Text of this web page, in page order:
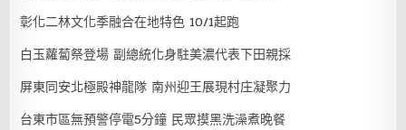
彰化二林文化季融合在地特色 10/1起跑
白玉蘿蔔祭登場 副總統化身駐美濃代表下田親採
屏東同安北極殿神龍隊 南州迎王展現村庄凝聚力
台東市區無預警停電5分鐘 民眾摸黑洗澡煮晚餐